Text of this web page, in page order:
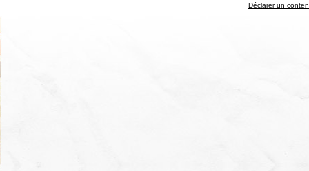
Déclarer un